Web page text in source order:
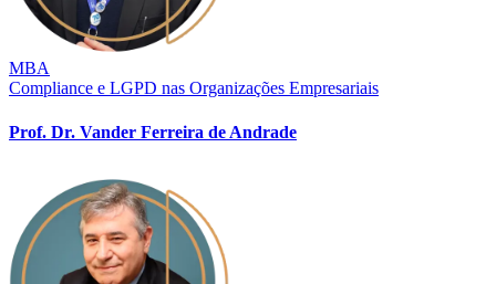
MBA
Compliance e LGPD nas Organizações Empresariais
Prof. Dr. Vander Ferreira de Andrade